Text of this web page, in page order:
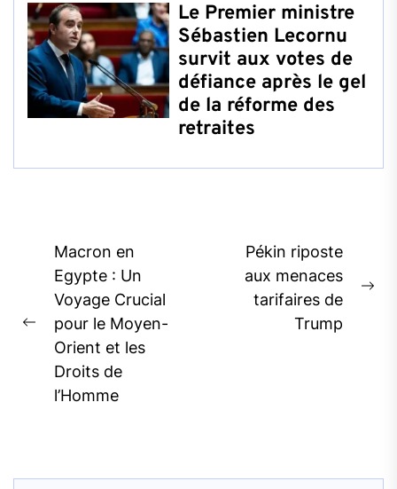
Le Premier ministre
Sébastien Lecornu
survit aux votes de
défiance après le gel
de la réforme des
retraites
Post
navigation
Previous
post:
Macron en
Egypte : Un
Voyage Crucial
pour le Moyen-
Orient et les
Droits de
l’Homme
Pékin riposte
aux menaces
tarifaires de
Trump